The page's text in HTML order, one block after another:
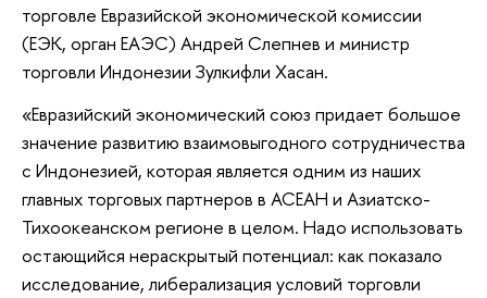
торговле Евразийской экономической комиссии
(ЕЭК, орган ЕАЭС) Андрей Слепнев и министр
торговли Индонезии Зулкифли Хасан.
«Евразийский экономический союз придает большое
значение развитию взаимовыгодного сотрудничества
с Индонезией, которая является одним из наших
главных торговых партнеров в АСЕАН и Азиатско-
Тихоокеанском регионе в целом. Надо использовать
остающийся нераскрытый потенциал: как показало
исследование, либерализация условий торговли